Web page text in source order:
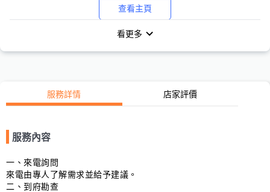
查看主頁
看更多
服務詳情 店家評價
服務內容
一、來電詢問
來電由專人了解需求並給予建議。
二、到府勘查